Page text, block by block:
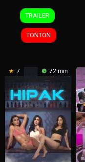
20
Apr
2025
Bobby
Bonifacio
TRAILER
TONTON
7 72 min